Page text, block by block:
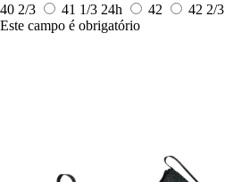
40 2/3
41 1/3 24h 42 42 2/3
Este campo é obrigatório